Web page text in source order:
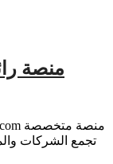
تجمع الشركات